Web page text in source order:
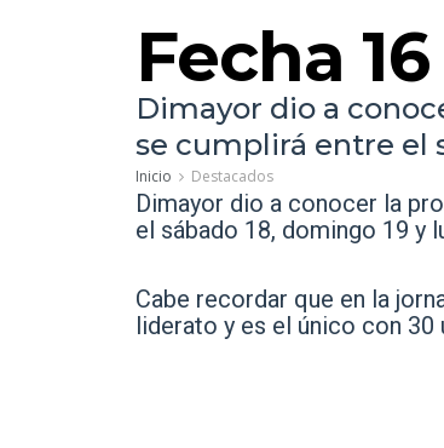
Fecha
Dimayor dio a
se cumplirá entre el
Inicio Destacados
Dimayor dio a conocer la
el sábado 18, domingo 19 y
Cabe recordar que en la
liderato y es el único con 30